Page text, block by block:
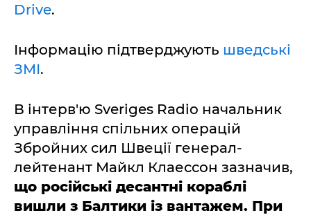
Drive.
Інформацію підтверджують шведські
ЗМІ.
В інтерв'ю Sveriges Radio начальник
управління спільних операцій
Збройних сил Швеції генерал-
лейтенант Майкл Клаессон зазначив,
що російські десантні кораблі
вишли з Балтики із вантажем. При